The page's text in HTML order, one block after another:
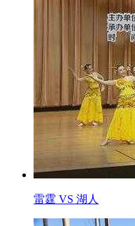
雷霆 VS 湖人